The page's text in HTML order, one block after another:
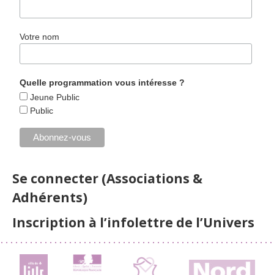
Votre nom
Quelle programmation vous intéresse ?
Jeune Public
Public
Se connecter (Associations &
Adhérents)
Inscription à l’infolettre de l’Univers